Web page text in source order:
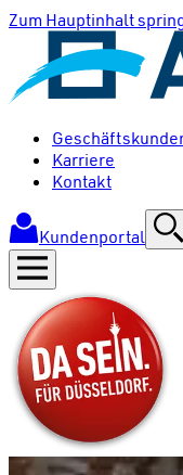
Zum Hauptinhalt
Karriere
Kontakt
Kundenportal